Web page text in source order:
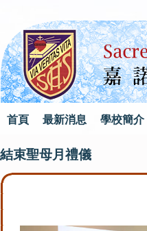
首頁 最新消息 學校簡介
結束聖母月禮儀